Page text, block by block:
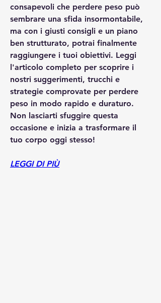
consapevoli che perdere peso può
sembrare una sfida insormontabile,
ma con i giusti consigli e un piano
ben strutturato, potrai finalmente
raggiungere i tuoi obiettivi. Leggi
l'articolo completo per scoprire i
nostri suggerimenti, trucchi e
strategie comprovate per perdere
peso in modo rapido e duraturo.
Non lasciarti sfuggire questa
occasione e inizia a trasformare il
tuo corpo oggi stesso!
LEGGI DI PIÙ